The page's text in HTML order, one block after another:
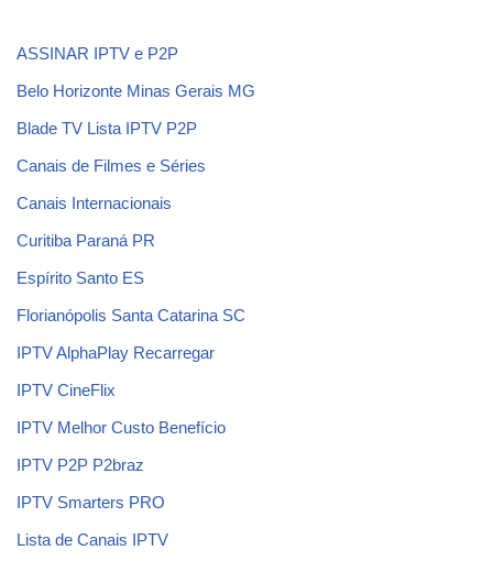
ASSINAR IPTV e P2P
Belo Horizonte Minas Gerais MG
Blade TV Lista IPTV P2P
Canais de Filmes e Séries
Canais Internacionais
Curitiba Paraná PR
Espírito Santo ES
Florianópolis Santa Catarina SC
IPTV AlphaPlay Recarregar
IPTV CineFlix
IPTV Melhor Custo Benefício
IPTV P2P P2braz
IPTV Smarters PRO
Lista de Canais IPTV